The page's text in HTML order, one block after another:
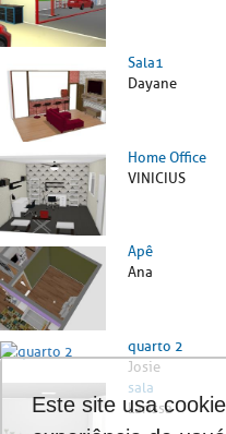
Sala1
Dayane
Home Office
VINICIUS
Apê
Ana
quarto 2
Josie
sala
Larissa
Este site usa